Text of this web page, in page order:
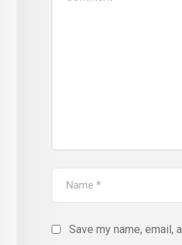
Save my name, email,